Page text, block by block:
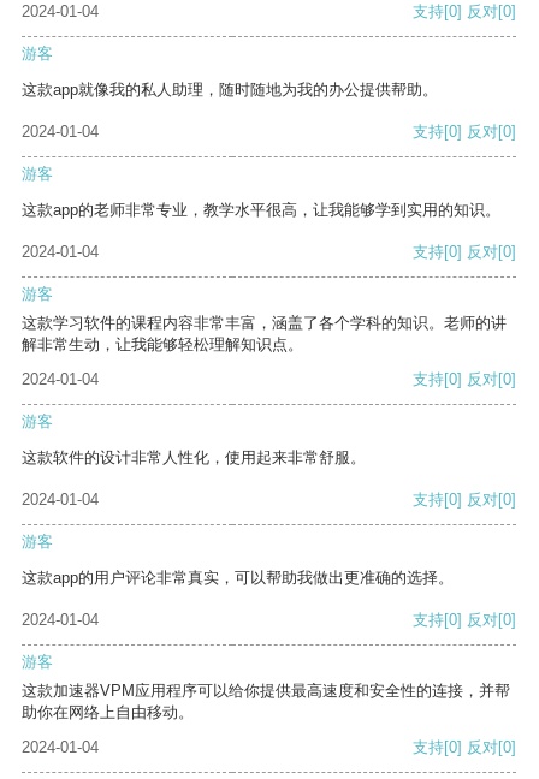
2024-01-04
支持[0] 反对[0]
游客
这款app就像我的私人助理，随时随地为我的办公提供帮助。
2024-01-04 支持[0] 反对[0]
游客
这款app的老师非常专业，教学水平很高，让我能够学到实用的知识。
2024-01-04 支持[0] 反对[0]
游客
这款学习软件的课程内容非常丰富，涵盖了各个学科的知识。老师的讲
解非常生动，让我能够轻松理解知识点。
2024-01-04
支持[0] 反对[0]
游客
这款软件的设计非常人性化，使用起来非常舒服。
2024-01-04 支持[0] 反对[0]
游客
这款app的用户评论非常真实，可以帮助我做出更准确的选择。
2024-01-04 支持[0] 反对[0]
游客
这款加速器VPM应用程序可以给你提供最高速度和安全性的连接，并帮
助你在网络上自由移动。
2024-01-04
支持[0] 反对[0]